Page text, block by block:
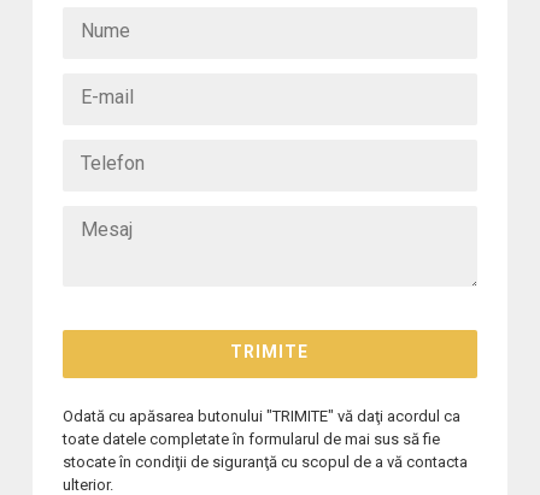
Odată cu apăsarea butonului "TRIMITE" vă daţi acordul ca
toate datele completate în formularul de mai sus să fie
stocate în condiţii de siguranţă cu scopul de a vă contacta
ulterior.